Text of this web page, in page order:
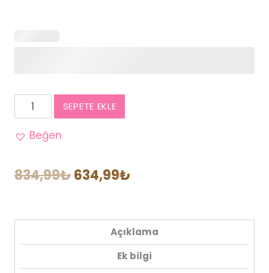
834,99₺Orijinal
834,99₺.
634,99₺
fiyat:
634,99₺.
Günbatımı
Hediye
Kutusu
SEPETE EKLE
Beğen
Açıklama
Ek bilgi